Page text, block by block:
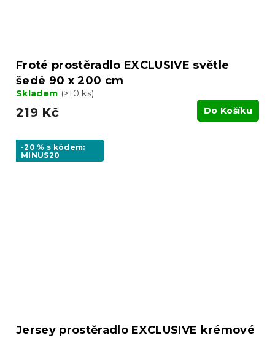
Froté prostěradlo EXCLUSIVE světle
šedé 90 x 200 cm
Skladem (>10 ks)
219 Kč Do Košíku
-20 % s kódem:
MINUS20
Jersey prostěradlo EXCLUSIVE krémové